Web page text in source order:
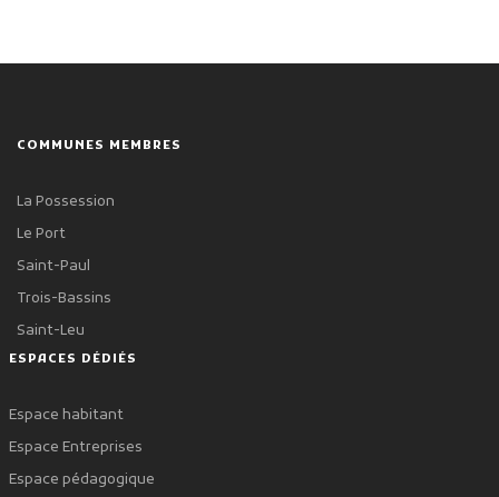
COMMUNES MEMBRES
La Possession
Le Port
Saint-Paul
Trois-Bassins
Saint-Leu
ESPACES DÉDIÉS
Espace habitant
Espace Entreprises
Espace pédagogique